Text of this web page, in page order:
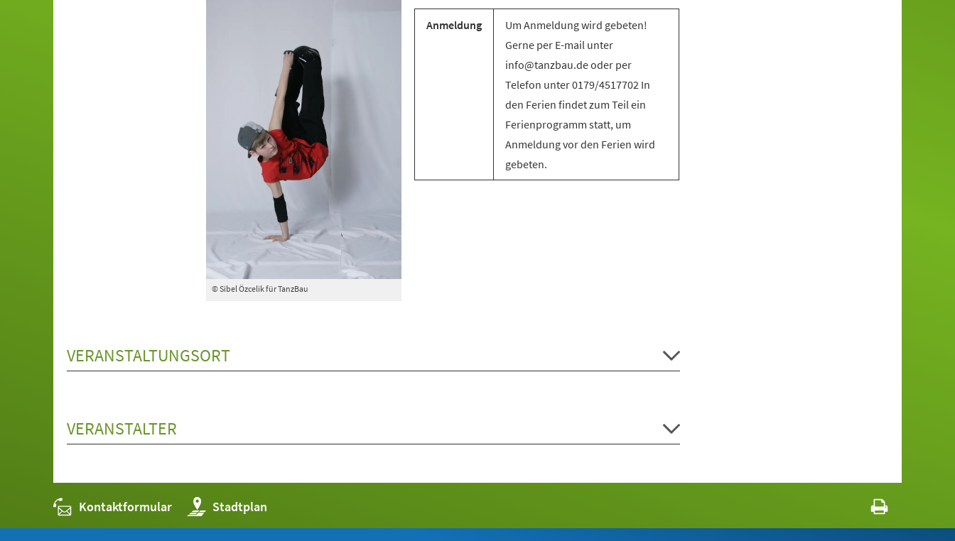
© Sibel Özcelik für TanzBau
Anmeldung
Um Anmeldung wird gebeten!
Gerne per E-mail unter
info@tanzbau.de oder per
Telefon unter 0179/4517702 In
den Ferien findet zum Teil ein
Ferienprogramm statt, um
Anmeldung vor den Ferien wird
gebeten.
VERANSTALTUNGSORT
VERANSTALTER
Kontaktformular Stadtplan
(Öffnet
in
einem